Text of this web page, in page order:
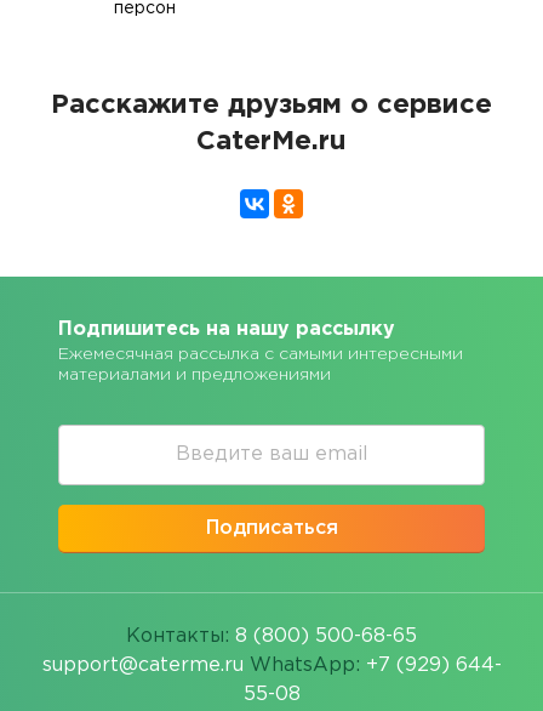
персон
Расскажите друзьям о сервисе
CaterMe.ru
Подпишитесь на нашу рассылку
Ежемесячная рассылка с самыми интересными
материалами и предложениями
Подписаться
Контакты: 8 (800) 500-68-65
support@caterme.ru WhatsApp: +7 (929) 644-
55-08